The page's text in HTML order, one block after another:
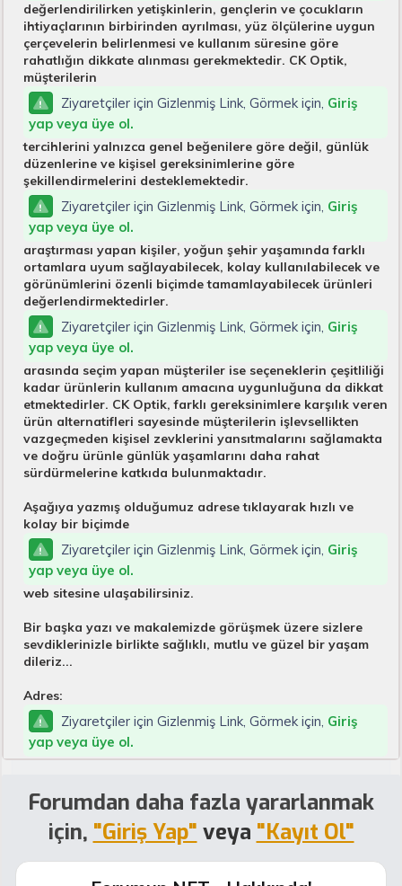
değerlendirilirken yetişkinlerin, gençlerin ve çocukların
ihtiyaçlarının birbirinden ayrılması, yüz ölçülerine uygun
çerçevelerin belirlenmesi ve kullanım süresine göre
rahatlığın dikkate alınması gerekmektedir. CK Optik,
müşterilerin
Ziyaretçiler için Gizlenmiş Link, Görmek için, Giriş
yap veya üye ol.
tercihlerini yalnızca genel beğenilere göre değil, günlük
düzenlerine ve kişisel gereksinimlerine göre
şekillendirmelerini desteklemektedir.
Ziyaretçiler için Gizlenmiş Link, Görmek için, Giriş
yap veya üye ol.
araştırması yapan kişiler, yoğun şehir yaşamında farklı
ortamlara uyum sağlayabilecek, kolay kullanılabilecek ve
görünümlerini özenli biçimde tamamlayabilecek ürünleri
değerlendirmektedirler.
Ziyaretçiler için Gizlenmiş Link, Görmek için, Giriş
yap veya üye ol.
arasında seçim yapan müşteriler ise seçeneklerin çeşitliliği
kadar ürünlerin kullanım amacına uygunluğuna da dikkat
etmektedirler. CK Optik, farklı gereksinimlere karşılık veren
ürün alternatifleri sayesinde müşterilerin işlevsellikten
vazgeçmeden kişisel zevklerini yansıtmalarını sağlamakta
ve doğru ürünle günlük yaşamlarını daha rahat
sürdürmelerine katkıda bulunmaktadır.
Aşağıya yazmış olduğumuz adrese tıklayarak hızlı ve
kolay bir biçimde
Ziyaretçiler için Gizlenmiş Link, Görmek için, Giriş
yap veya üye ol.
web sitesine ulaşabilirsiniz.
Bir başka yazı ve makalemizde görüşmek üzere sizlere
sevdiklerinizle birlikte sağlıklı, mutlu ve güzel bir yaşam
dileriz...
Adres:
Ziyaretçiler için Gizlenmiş Link, Görmek için, Giriş
yap veya üye ol.
Forumdan daha fazla yararlanmak
için, "Giriş Yap" veya "Kayıt Ol"